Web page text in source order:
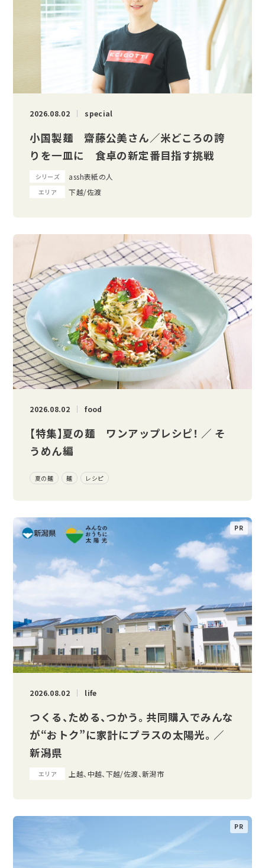
2026.08.02 special
小国製麺 齋藤公美さん／米どころの誇
りを一皿に 食卓の新定番目指す挑戦
シリーズ assh表紙の人
エリア 下越/佐渡
2026.08.02 food
【特集】夏の麺 ワンアップレシピ！ ／ そ
うめん編
夏の麺 麺 レシピ
2026.08.02 life
つくる、ためる、つかう。 共同購入でみんな
が“おトク”に家計にプラスの太陽光。 ／
新潟県
エリア 上越、中越、下越/佐渡、新潟市